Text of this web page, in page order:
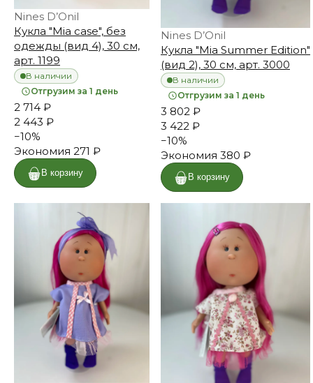
Nines D’Onil
Кукла "Mia case", без
одежды (вид 4), 30 см,
арт. 1199
В наличии
Отгрузим за 1 день
2 714 ₽
2 443 ₽
−10%
Экономия 271 ₽
В корзину
Nines D’Onil
Кукла "Mia Summer Edition"
(вид 2), 30 см, арт. 3000
В наличии
Отгрузим за 1 день
3 802 ₽
3 422 ₽
−10%
Экономия 380 ₽
В корзину